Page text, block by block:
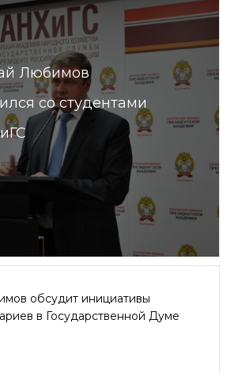
Любимов
со студентами
обсудит инициативы
в Государственной Думе